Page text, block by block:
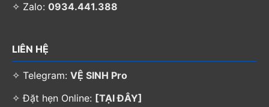
✧ Zalo: 0934.441.388
LIÊN HỆ
✧ Telegram: VỆ SINH Pro
✧ Đặt hẹn Online: [TẠI ĐÂY]